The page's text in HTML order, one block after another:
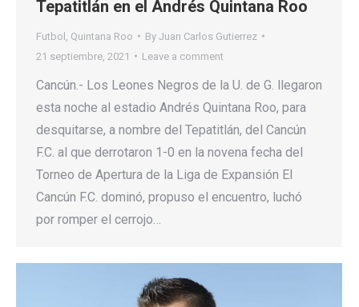
Tepatitlán en el Andrés Quintana Roo
Futbol Quintana Roo By Juan Carlos Gutierrez
21 septiembre, 2021
Leave a comment
Cancún.- Los Leones Negros de la U. de G. llegaron
esta noche al estadio Andrés Quintana Roo, para
desquitarse, a nombre del Tepatitlán, del Cancún
F.C. al que derrotaron 1-0 en la novena fecha del
Torneo de Apertura de la Liga de Expansión El
Cancún F.C. dominó, propuso el encuentro, luchó
por romper el cerrojo…